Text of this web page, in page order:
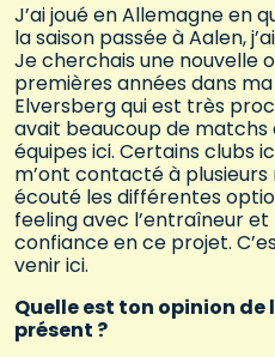
J’ai joué en Allemagne en
la saison passée à Aalen,
Je cherchais une nouvelle
premières années dans ma
Elversberg qui est très
avait beaucoup de
équipes ici. Certains clubs
m’ont contacté à plusieurs
écouté les différentes
feeling avec l’entraîneur
confiance en ce projet.
venir ici.
Quelle est ton opinion de
présent ?